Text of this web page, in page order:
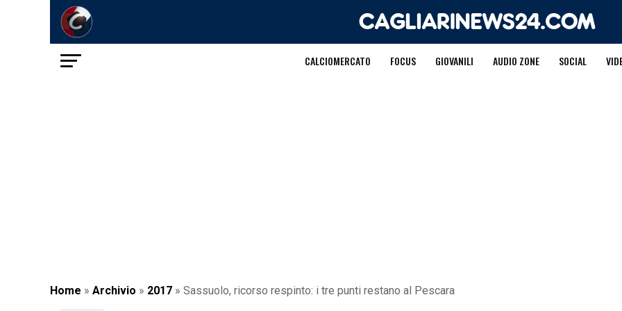
CALCIOMERCATO FOCUS GIOVANILI AUDIO ZONE SOCIAL
Home » Archivio » 2017 » Sassuolo, ricorso respinto: i tre punti restano al Pescara